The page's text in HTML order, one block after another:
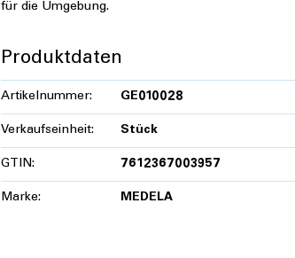
für die Umgebung.
Produktdaten
Artikelnummer: GE010028
Verkaufseinheit: Stück
GTIN: 7612367003957
Marke: MEDELA